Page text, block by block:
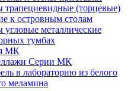
(торцевые)
к островным столам
металлические
тумбах
МК
Серии МК
в лабораторию из белого
меламина